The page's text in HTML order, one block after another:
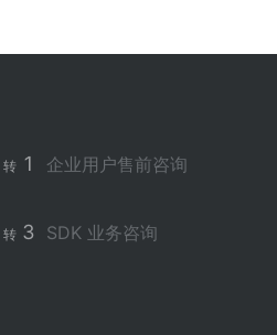
转1 企业用户售前咨询
转3 SDK 业务咨询